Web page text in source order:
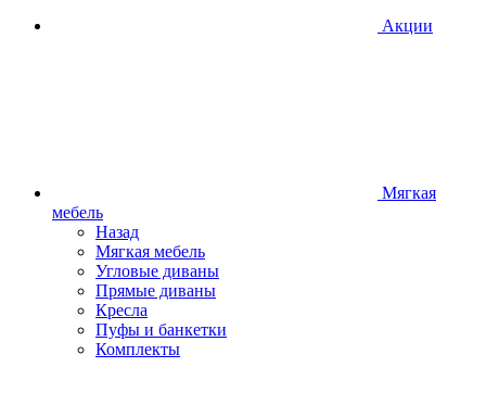
Акции
Мягкая
мебель
Назад
Мягкая мебель
Угловые диваны
Прямые диваны
Кресла
Пуфы и банкетки
Комплекты